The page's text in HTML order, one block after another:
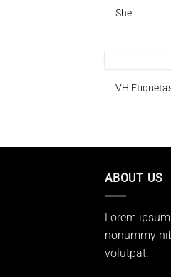
Shell
VH
ABOUT US
Lorem
nonummy
volutpat.